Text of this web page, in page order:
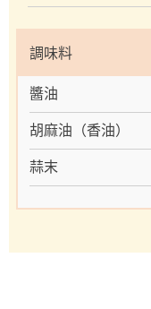
調味料
醬油
胡麻油（香油）
蒜末